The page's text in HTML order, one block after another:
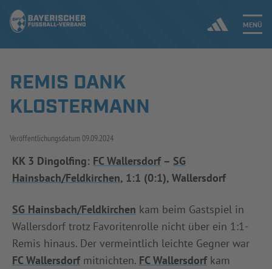
MENÜ
SPIELBETRIEB & VERBANDSLEBEN
AUSBILDUNG & FÖRDERUNG
DER VERBAND
REMIS DANK
KLOSTERMANN
Veröffentlichungsdatum 09.09.2024
KK 3 Dingolfing: FC Wallersdorf– SG
Hainsbach/Feldkirchen, 1:1 (0:1), Wallersdorf
SG Hainsbach/Feldkirchen kam beim Gastspiel in
Wallersdorf trotz Favoritenrolle nicht über ein 1:1-
Remis hinaus. Der vermeintlich leichte Gegner war
FC Wallersdorfmitnichten. FC Wallersdorfkam